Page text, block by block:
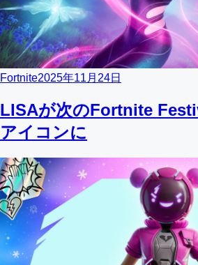
Fortnite2025年11月24日
LISAが次のFortnite
アイコンに